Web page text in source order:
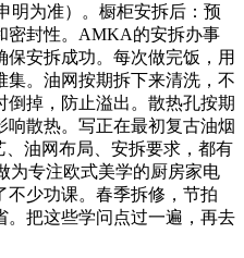
明为准）。橱柜安拆后：预
密封性。AMKA的安拆办事
安拆成功。每次做完饭，用
。油网按期拆下来清洗，不
掉，防止溢出。散热孔按期
响散热。写正在最初复古油烟
、油网布局、安拆要求，都有
为专注欧式美学的厨房家电
不少功课。春季拆修，节拍
。把这些学问点过一遍，再去